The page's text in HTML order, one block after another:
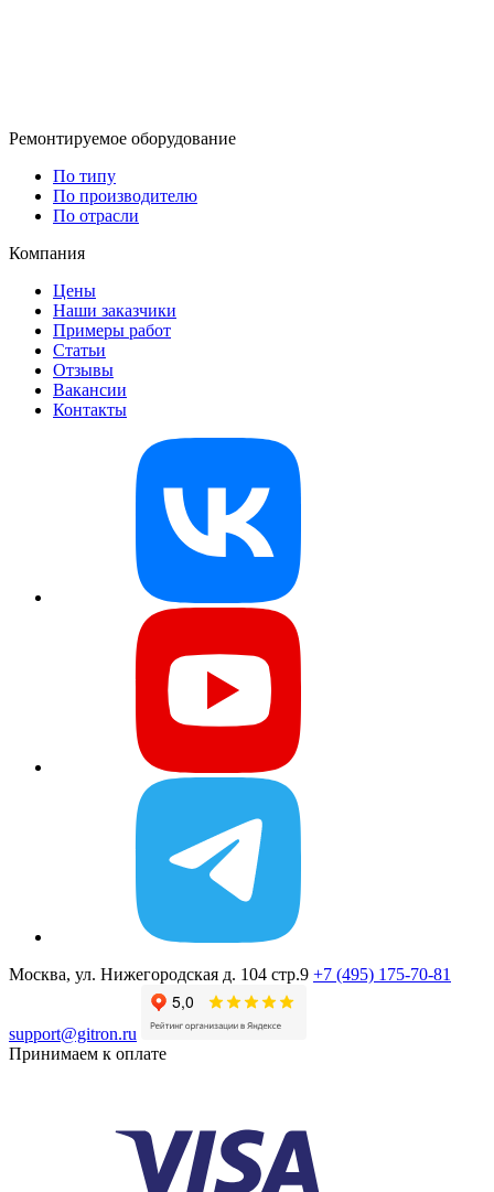
Ремонтируемое оборудование
По типу
По производителю
По отрасли
Компания
Цены
Наши заказчики
Примеры работ
Статьи
Отзывы
Вакансии
Контакты
Москва, ул. Нижегородская д. 104 стр.9 +7 (495) 175-70-81
support@gitron.ru
Принимаем к оплате